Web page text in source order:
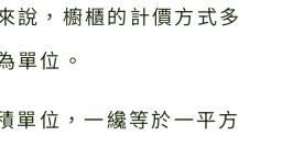
說，櫥櫃的計價方式多
單位。
單位，一纔等於一平方